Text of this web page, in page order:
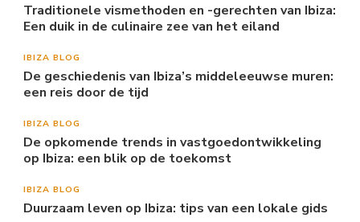
Traditionele vismethoden en -gerechten van Ibiza:
Een duik in de culinaire zee van het eiland
IBIZA BLOG
De geschiedenis van Ibiza’s middeleeuwse muren:
een reis door de tijd
IBIZA BLOG
De opkomende trends in vastgoedontwikkeling
op Ibiza: een blik op de toekomst
IBIZA BLOG
Duurzaam leven op Ibiza: tips van een lokale gids